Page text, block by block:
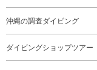
沖縄の調査ダイビング
ダイビングショップツアー